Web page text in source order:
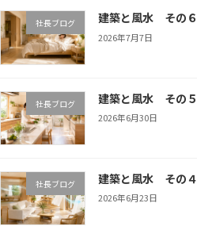
社長ブログ 建築と風水 その６
2026年7月7日
社長ブログ 建築と風水 その５
2026年6月30日
社長ブログ 建築と風水 その４
2026年6月23日